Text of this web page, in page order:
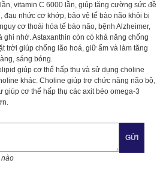
vitamin C 6000 lần, giúp tăng cường sức đề
đau nhức cơ khớp, bảo vệ tế bào não khỏi bị
cơ thoái hóa tế bào não, bệnh Alzheimer,
ghi nhớ. Astaxanthin còn có khả năng chống
trời giúp chống lão hoá, giữ ẩm và làm tăng
sáng bóng.
giúp cơ thể hấp thụ và sử dụng choline
khác. Choline giúp trợ chức năng não bộ,
giúp cơ thể hấp thụ các axit béo omega-3
GỬI
nào